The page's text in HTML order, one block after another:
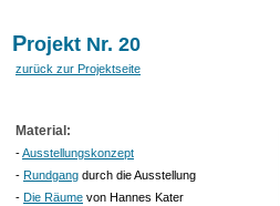
Projekt Nr. 20
zurück zur Projektseite
Material:
-Ausstellungskonzept
- Rundgang durch die Ausstellung
- Die Räume von Hannes Kater